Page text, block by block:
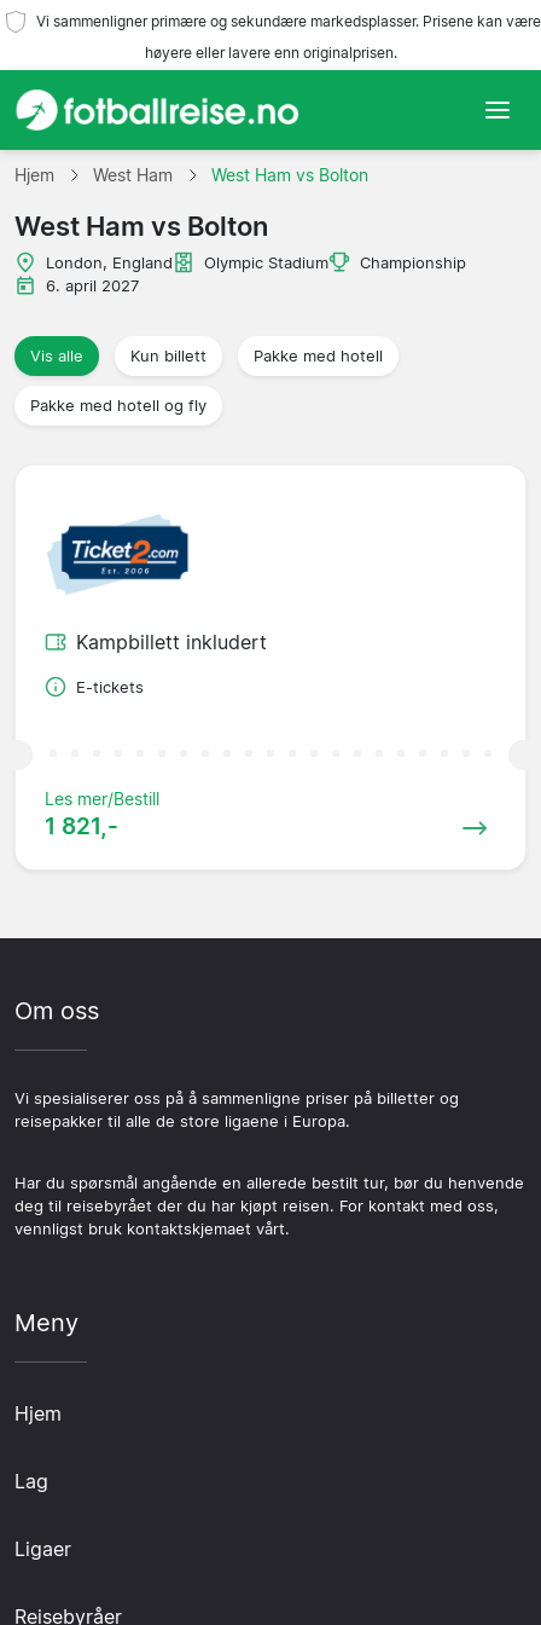
Vi sammenligner primære og sekundære markedsplasser. Prisene kan være
høyere eller lavere enn originalprisen.
Hjem
Lag
Ligaer
Reisebyråer
Hjem West Ham West Ham vs Bolton
West Ham vs Bolton
London, England Olympic Stadium
Championship
6. april 2027
Vis alle Kun billett Pakke med hotell
Pakke med hotell og fly
Kampbillett inkludert
E-tickets
Les mer/Bestill
1 821,-
Om oss
Vi spesialiserer oss på å sammenligne priser på billetter og
reisepakker til alle de store ligaene i Europa.
Har du spørsmål angående en allerede bestilt tur, bør du henvende
deg til reisebyrået der du har kjøpt reisen. For kontakt med oss,
vennligst bruk kontaktskjemaet vårt.
Meny
Hjem
Lag
Ligaer
Reisebyråer